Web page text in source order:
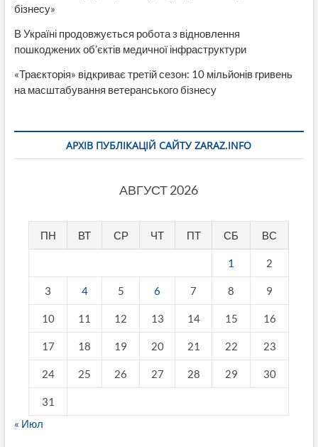
бізнесу»
В Україні продовжується робота з відновлення
пошкоджених об’єктів медичної інфраструктури
«Траєкторія» відкриває третій сезон: 10 мільйонів гривень
на масштабування ветеранського бізнесу
АРХІВ ПУБЛІКАЦІЙ САЙТУ ZARAZ.INFO
АВГУСТ 2026
ПН ВТ СР ЧТ ПТ СБ ВС
1 2
3 4 5 6 7 8 9
10 11 12 13 14 15 16
17 18 19 20 21 22 23
24 25 26 27 28 29 30
31
« Июл